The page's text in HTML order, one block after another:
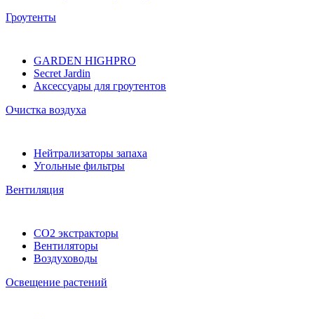
Гроутенты
GARDEN HIGHPRO
Secret Jardin
Аксессуары для гроутентов
Очистка воздуха
Нейтрализаторы запаха
Угольные фильтры
Вентиляция
CO2 экстракторы
Вентиляторы
Воздуховоды
Освещение растений